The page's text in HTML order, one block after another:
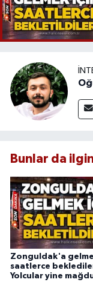
Bunlar da
Zonguldak'a
saatlerce
Yolcular yine